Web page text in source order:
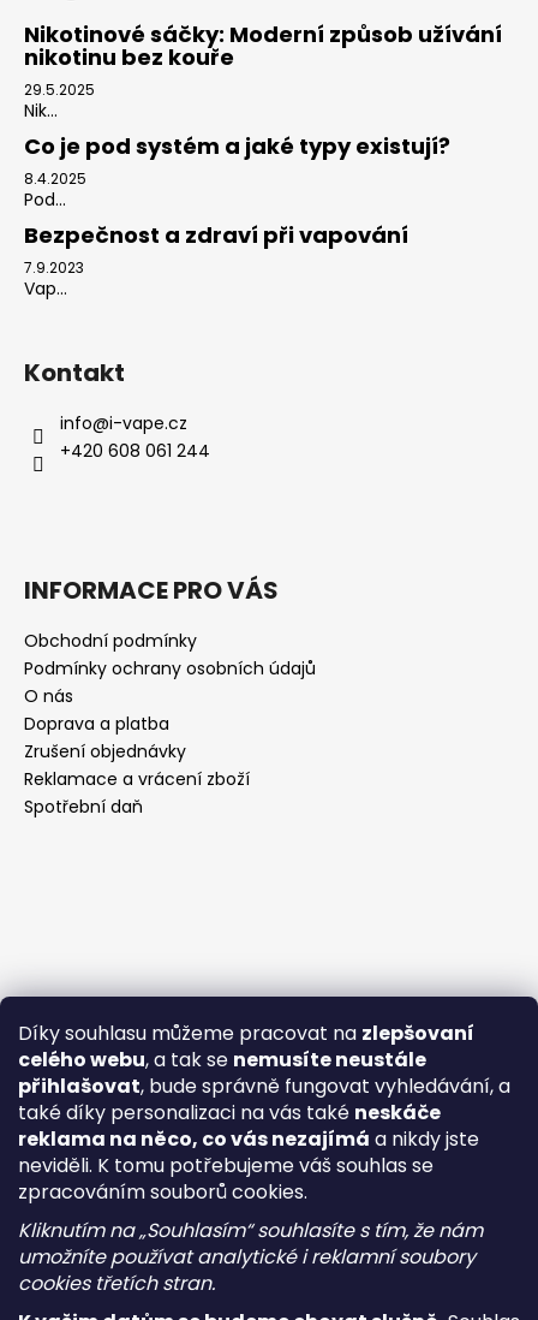
Díky souhlasu můžeme pracovat na zlepšovaní
celého webu, a tak se nemusíte neustále
přihlašovat, bude správně fungovat vyhledávání, a
také díky personalizaci na vás také neskáče
reklama na něco, co vás nezajímá a nikdy jste
neviděli. K tomu potřebujeme váš souhlas se
zpracováním souborů cookies.
Kliknutím na „Souhlasím“ souhlasíte s tím, že nám
umožníte používat analytické i reklamní soubory
cookies třetích stran.
Nikotinové sáčky: Moderní způsob užívání
nikotinu bez kouře
29.5.2025
Nik...
Co je pod systém a jaké typy existují?
8.4.2025
Pod...
Bezpečnost a zdraví při vapování
7.9.2023
Vap...
Kontakt
info@i-vape.cz
+420 608 061 244
INFORMACE PRO VÁS
Obchodní podmínky
Podmínky ochrany osobních údajů
O nás
Doprava a platba
Zrušení objednávky
Reklamace a vrácení zboží
Spotřební daň